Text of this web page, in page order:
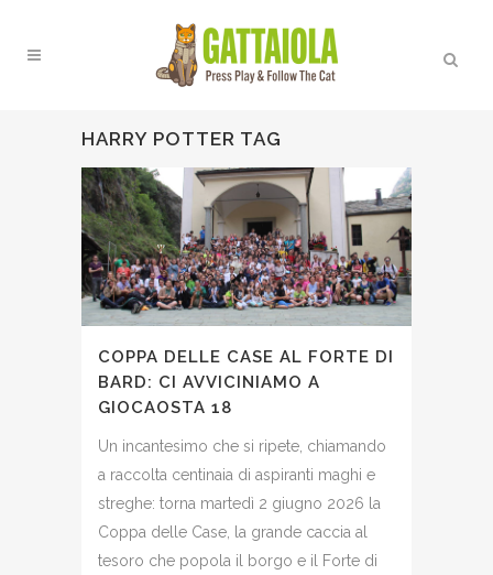
HARRY POTTER TAG
COPPA DELLE CASE AL FORTE DI
BARD: CI AVVICINIAMO A
GIOCAOSTA 18
Un incantesimo che si ripete, chiamando
a raccolta centinaia di aspiranti maghi e
streghe: torna martedì 2 giugno 2026 la
Coppa delle Case, la grande caccia al
tesoro che popola il borgo e il Forte di